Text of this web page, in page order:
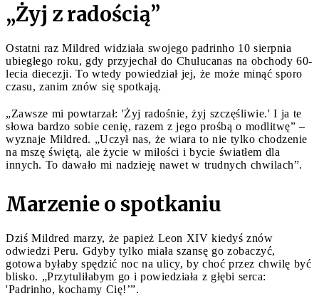
„Żyj z radością”
Ostatni raz Mildred widziała swojego padrinho 10 sierpnia
ubiegłego roku, gdy przyjechał do Chulucanas na obchody 60-
lecia diecezji. To wtedy powiedział jej, że może minąć sporo
czasu, zanim znów się spotkają.
„Zawsze mi powtarzał: 'Żyj radośnie, żyj szczęśliwie.' I ja te
słowa bardzo sobie cenię, razem z jego prośbą o modlitwę” –
wyznaje Mildred. „Uczył nas, że wiara to nie tylko chodzenie
na mszę świętą, ale życie w miłości i bycie światłem dla
innych. To dawało mi nadzieję nawet w trudnych chwilach”.
Marzenie o spotkaniu
Dziś Mildred marzy, że papież Leon XIV kiedyś znów
odwiedzi Peru. Gdyby tylko miała szansę go zobaczyć,
gotowa byłaby spędzić noc na ulicy, by choć przez chwilę być
blisko. „Przytuliłabym go i powiedziała z głębi serca:
'Padrinho, kochamy Cię!’”.